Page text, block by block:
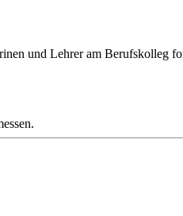
und Lehrer am Berufskolleg